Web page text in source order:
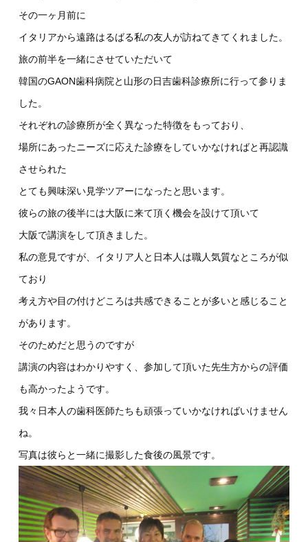
その一ヶ月前に
イタリアから遠路はるばる私の友人が訪ねてきてくれました。
旅の前半を一緒にさせていただいて
韓国のGAON歯科病院と山形の日吉歯科診療所に行って参りま
した。
それぞれの診療所が全く異なった特徴をもっており、
場所にあったニーズに応えた診療をしていかなければと再認識
させられた
とても興味深い見学ツアーになったと思います。
彼らの旅の後半には大阪に来て頂く機会を設けて頂いて
大阪で講演をして頂きました。
私の意見ですが、イタリア人と日本人は職人気質なところが似
ており
考え方や目の付けどころは共感できることが多いと感じること
があります。
そのためだと思うのですが
講演の内容はわかりやすく、参加して頂いた先生方からの評価
も高かったようです。
我々日本人の歯科医師たちも頑張っていかなければいけません
ね。
写真は彼らと一緒に撮影した食後の風景です。